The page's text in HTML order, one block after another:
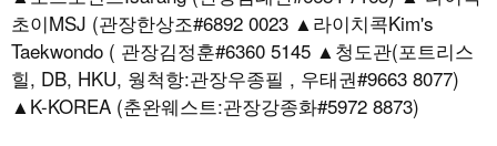
초이MSJ (관장한상조#6892 0023 ▲라이치콕Kim's
Taekwondo ( 관장김정훈#6360 5145 ▲청도관(포트리스
힐, DB, HKU, 웡척항:관장우종필 , 우태권#9663 8077)
▲K-KOREA (춘완웨스트:관장강종화#5972 8873)